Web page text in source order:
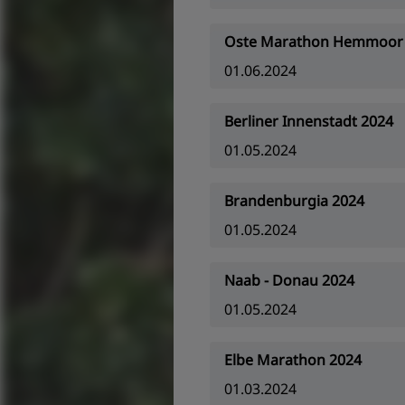
Oste Marathon Hemmoor
01.06.2024
Berliner Innenstadt 2024
01.05.2024
Brandenburgia 2024
01.05.2024
Naab - Donau 2024
01.05.2024
Elbe Marathon 2024
01.03.2024